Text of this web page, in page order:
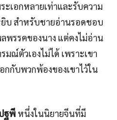
ะเอกหลายเท่าและรับความ
บ สำหรับชายอ่านรอดชอบ
พรรคของนาง แต่คงไม่อ่าน
ณ์ตัวเองไม่ได้ เพราะเขา
กกับพวกพ้องของเขาไว้ใน
ฐพี หนึ่งในนิยายจีนที่มี